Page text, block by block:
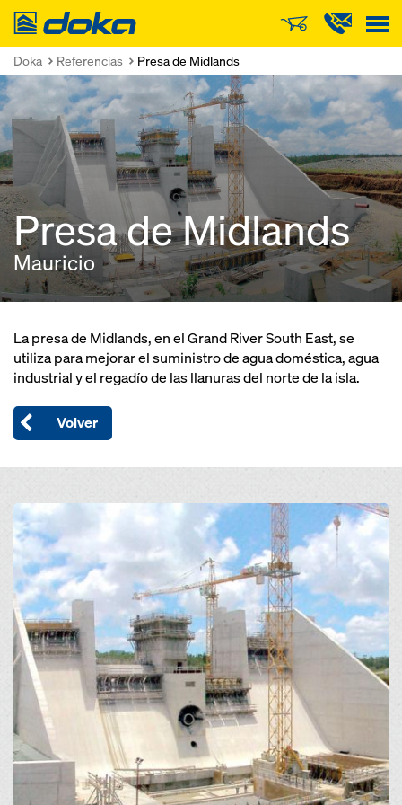
Doka
Doka Referencias Presa de Midlands
Presa de Midlands
Mauricio
La presa de Midlands, en el Grand River South East, se
utiliza para mejorar el suministro de agua doméstica, agua
industrial y el regadío de las llanuras del norte de la isla.
Volver
Open